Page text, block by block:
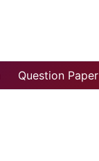
Question Paper